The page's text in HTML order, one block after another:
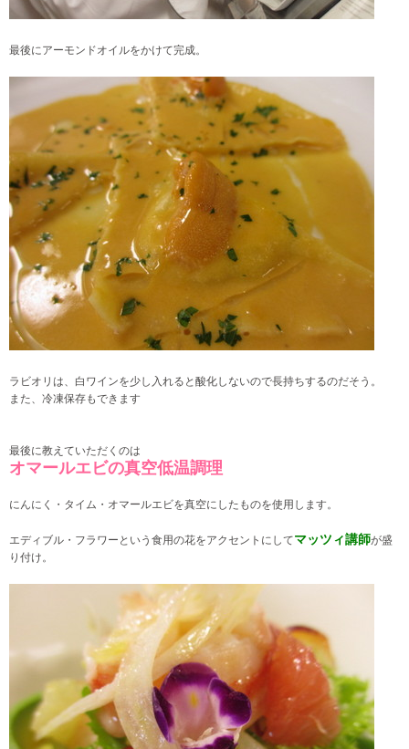
最後にアーモンドオイルをかけて完成。
ラビオリは、白ワインを少し入れると酸化しないので長持ちするのだそう。
また、冷凍保存もできます
最後に教えていただくのは
オマールエビの真空低温調理
にんにく・タイム・オマールエビを真空にしたものを使用します。
エディブル・フラワーという食用の花をアクセントにしてマッツィ講師が盛
り付け。